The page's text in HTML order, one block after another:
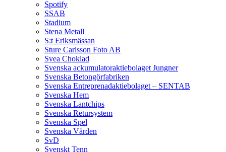
Spotify
SSAB
Stadium
Stena Metall
S:t Eriksmässan
Sture Carlsson Foto AB
Svea Choklad
Svenska ackumulatoraktiebolaget Jungner
Svenska Betongörfabriken
Svenska Entreprenadaktiebolaget – SENTAB
Svenska Hem
Svenska Lantchips
Svenska Retursystem
Svenska Spel
Svenska Värden
SvD
Svenskt Tenn